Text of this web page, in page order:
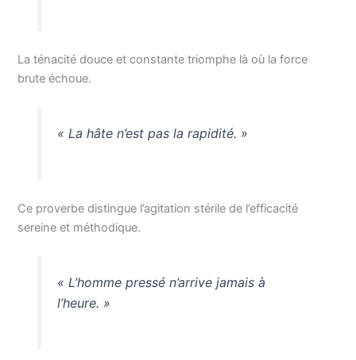
La ténacité douce et constante triomphe là où la force
brute échoue.
« La hâte n’est pas la rapidité. »
Ce proverbe distingue l’agitation stérile de l’efficacité
sereine et méthodique.
« L’homme pressé n’arrive jamais à
l’heure. »